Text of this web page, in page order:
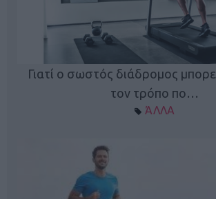
Γιατί ο σωστός διάδρομος
τον τρόπο πο…
ΆΛΛΑ